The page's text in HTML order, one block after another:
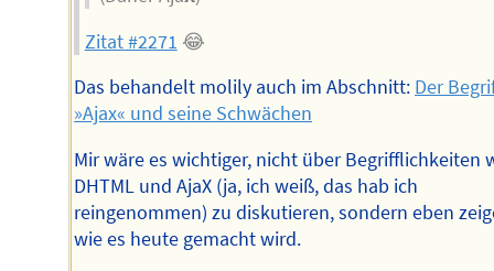
Zitat #2271 😂
Das behandelt molily auch im Abschnitt: Der
»Ajax« und seine Schwächen
Mir wäre es wichtiger, nicht über Begrifflichkeiten
DHTML und AjaX (ja, ich weiß, das hab ich
reingenommen) zu diskutieren, sondern eben
wie es heute gemacht wird.